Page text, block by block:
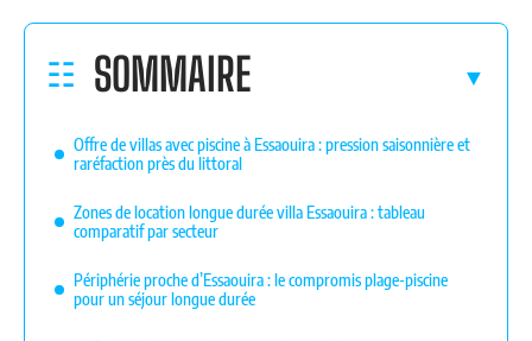
SOMMAIRE
Offre de villas avec piscine à Essaouira : pression saisonnière et
raréfaction près du littoral
Zones de location longue durée villa Essaouira : tableau
comparatif par secteur
Périphérie proche d’Essaouira : le compromis plage-piscine
pour un séjour longue durée